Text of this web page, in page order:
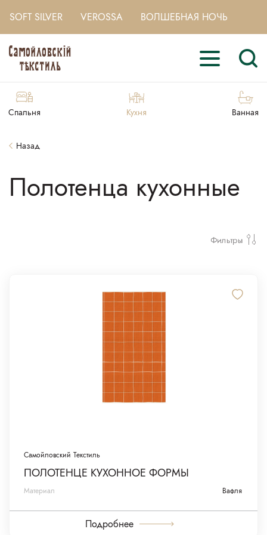
SOFT SILVER VEROSSA ВОЛШЕБНАЯ НОЧЬ
Спальня Кухня Ванная
Назад
Полотенца кухонные
Самойловский Текстиль
ПОЛОТЕНЦЕ КУХОННОЕ ФОРМЫ
Материал Вафля
Подробнее